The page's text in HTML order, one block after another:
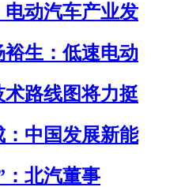
电动汽车产业发
生：低速电动
路线图将力挺
中国发展新能
：北汽董事